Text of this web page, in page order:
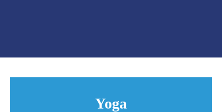
Yoga